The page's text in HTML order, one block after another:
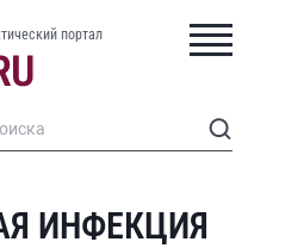
портал
ИНФЕКЦИЯ